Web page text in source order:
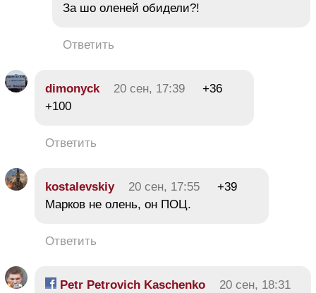
За шо оленей обидели?!
Ответить
dimonyck 20 сен, 17:39
+36
+100
Ответить
kostalevskiy 20 сен, 17:55
+39
Марков не олень, он ПОЦ.
Ответить
Petr Petrovich Kaschenko
20 сен, 18:31